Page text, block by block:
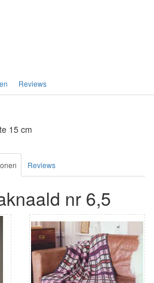
Reviews
15 cm
Reviews
nr 6,5